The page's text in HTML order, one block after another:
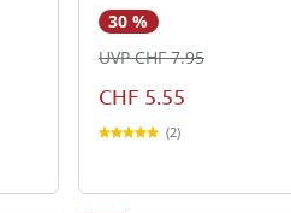
30 %
CHF 5.55
UVP CHF 7.95
(2)